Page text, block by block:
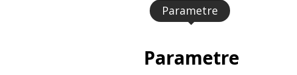
Parametre
Parametre